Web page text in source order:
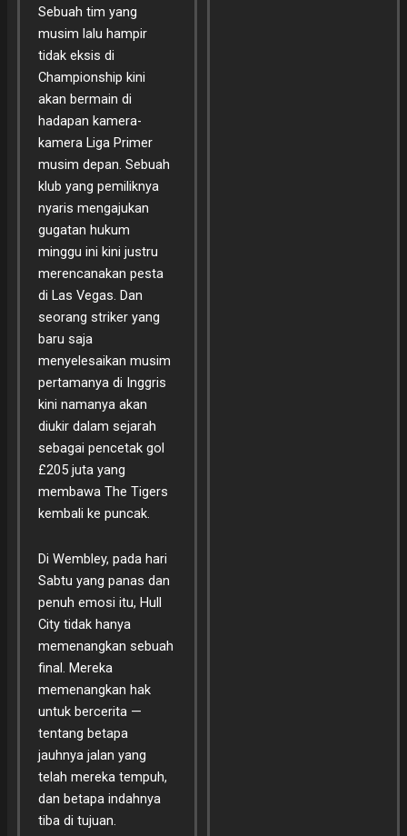
Sebuah tim yang
musim lalu hampir
tidak eksis di
Championship kini
akan bermain di
hadapan kamera-
kamera Liga Primer
musim depan. Sebuah
klub yang pemiliknya
nyaris mengajukan
gugatan hukum
minggu ini kini justru
merencanakan pesta
di Las Vegas. Dan
seorang striker yang
baru saja
menyelesaikan musim
pertamanya di Inggris
kini namanya akan
diukir dalam sejarah
sebagai pencetak gol
£205 juta yang
membawa The Tigers
kembali ke puncak.
Di Wembley, pada hari
Sabtu yang panas dan
penuh emosi itu, Hull
City tidak hanya
memenangkan sebuah
final. Mereka
memenangkan hak
untuk bercerita —
tentang betapa
jauhnya jalan yang
telah mereka tempuh,
dan betapa indahnya
tiba di tujuan.